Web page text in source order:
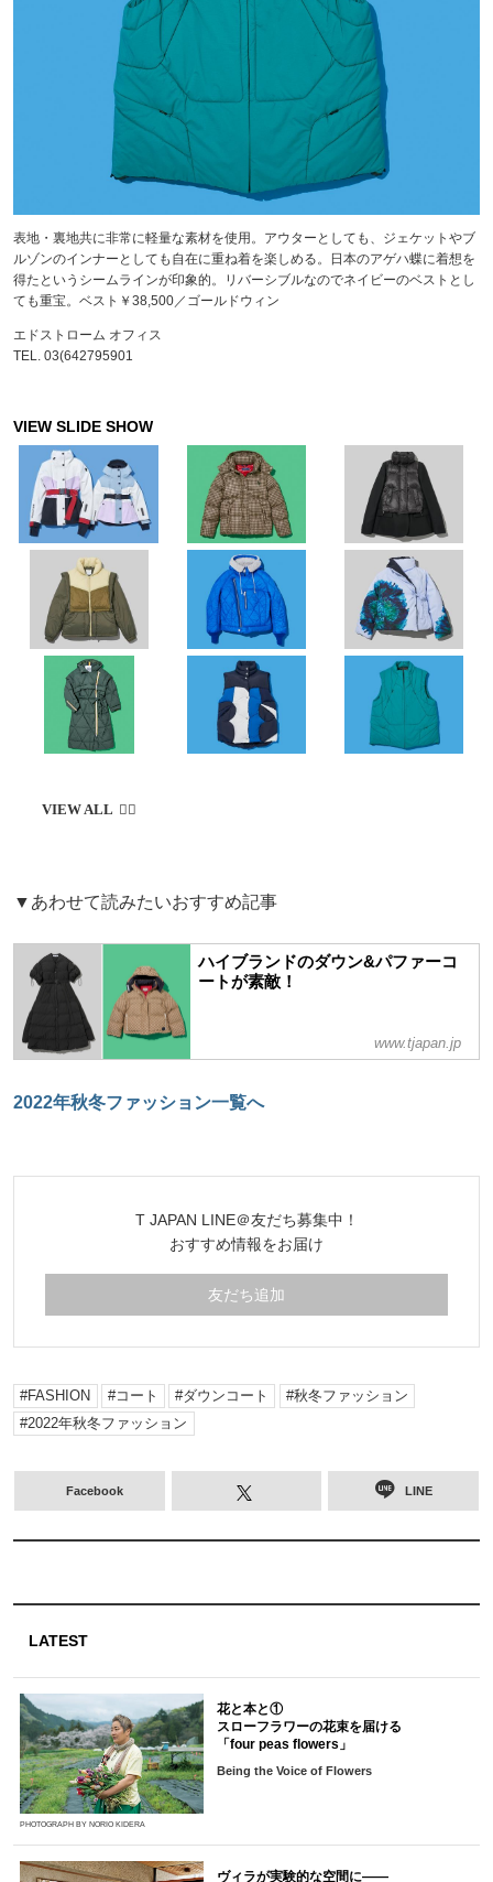
表地・裏地共に非常に軽量な素材を使用。アウターとしても、ジェケットやブ
ルゾンのインナーとしても自在に重ね着を楽しめる。日本のアゲハ蝶に着想を
得たというシームラインが印象的。リバーシブルなのでネイビーのベストとし
ても重宝。ベスト￥38,500／ゴールドウィン
エドストローム オフィス
TEL. 03(642795901
▼あわせて読みたいおすすめ記事
ハイブランドのダウン&パファーコ
ートが素敵！
www.tjapan.jp
2022年秋冬ファッション一覧へ
T JAPAN LINE＠友だち募集中！
おすすめ情報をお届け
友だち追加
FASHION コート ダウンコート
秋冬ファッション
2022年秋冬ファッション
Facebook LINE
LATEST
PHOTOGRAPH BY NORIO KIDERA
花と本と①
スローフラワーの花束を届ける
「four peas flowers」
Being the Voice of Flowers
ヴィラが実験的な空間に――